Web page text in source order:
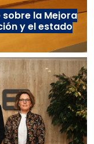
sobre la Mejora
y el estado